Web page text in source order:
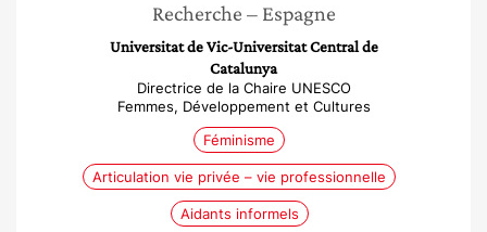
Recherche – Espagne
Universitat de Vic-Universitat Central de
Catalunya
Directrice de la Chaire UNESCO
Femmes, Développement et Cultures
Féminisme
Articulation vie privée – vie professionnelle
Aidants informels